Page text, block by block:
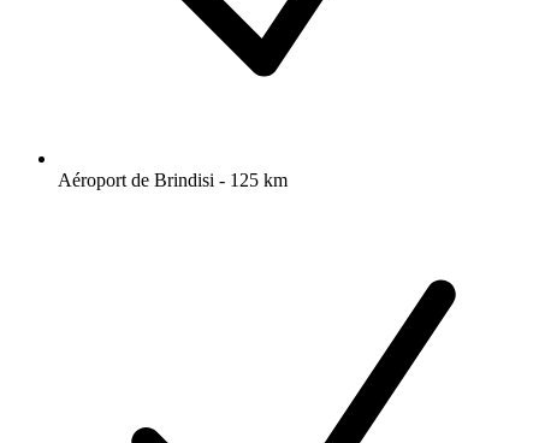
Aéroport de Brindisi - 125 km